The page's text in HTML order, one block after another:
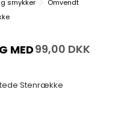
smykker
Omvendt
MED99,00 DKK